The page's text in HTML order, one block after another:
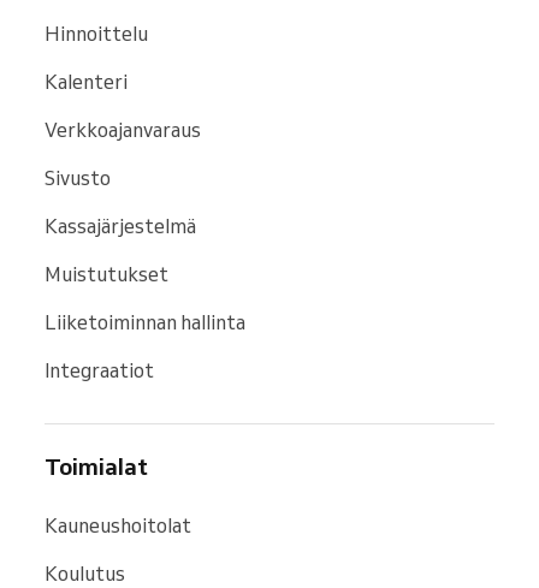
Hinnoittelu
Kalenteri
Verkkoajanvaraus
Sivusto
Kassajärjestelmä
Muistutukset
Liiketoiminnan hallinta
Integraatiot
Toimialat
Kauneushoitolat
Koulutus